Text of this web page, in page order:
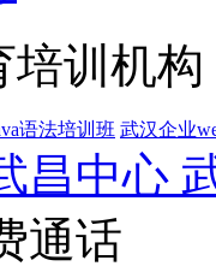
培训机构
语法培训班 武汉企业
昌中心
通话